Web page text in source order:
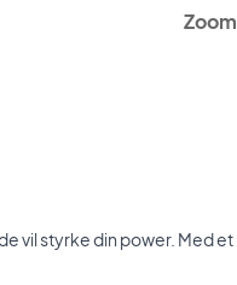
Zoom
vil styrke din power. Med et